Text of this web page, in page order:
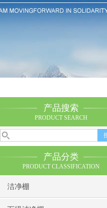
产品搜索
PRODUCT SEARCH
产品分类
PRODUCT CLASSIFICATION
洁净棚